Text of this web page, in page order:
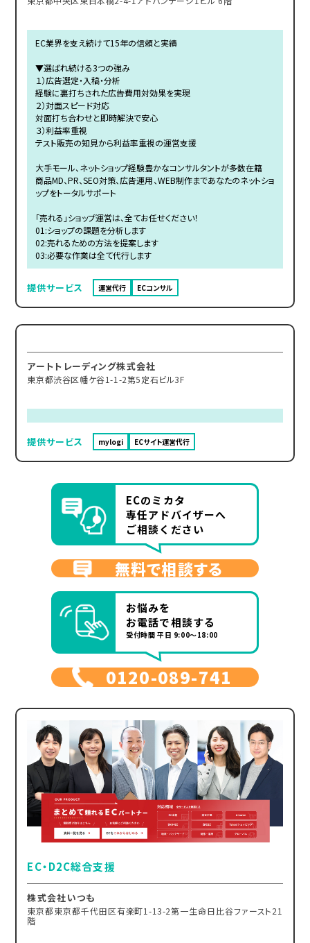
EC業界を支え続けて15年の信頼と実績
▼選ばれ続ける3つの強み
１）広告選定・入稿・分析
経験に裏打ちされた広告費用対効果を実現
２）対面スピード対応
対面打ち合わせと即時解決で安心
３）利益率重視
テスト販売の知見から利益率重視の運営支援
大手モール、ネットショップ経験豊かなコンサルタントが多数在籍
商品MD、PR、SEO対策、広告運用、WEB制作まであなたのネットショ
ップをトータルサポート
「売れる」ショップ運営は、全てお任せください！
01:ショップの課題を分析します
02:売れるための方法を提案します
03:必要な作業は全て代行します
提供サービス 運営代行 ECコンサル
アートトレーディング株式会社
東京都渋谷区幡ケ谷1-1-2第5定石ビル3F
提供サービス mylogi ECサイト運営代行
ECのミカタ
専任アドバイザーへ
ご相談ください
無料で相談する
お悩みを
お電話で相談する
受付時間 平日 9:00～18:00
0120-089-741
EC・D2C総合支援
株式会社いつも
東京都東京都千代田区有楽町1-13-2第一生命日比谷ファースト21
階